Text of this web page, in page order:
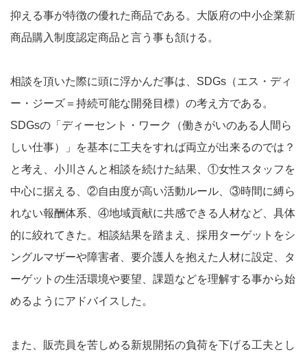
抑える事が特徴の優れた商品である。大阪府の中小企業新
商品購入制度認定商品と言う事も頷ける。
相談を頂いた際に頭に浮かんだ事は、SDGs（エス・ディ
ー・ジーズ＝持続可能な開発目標）の考え方である。
SDGsの「ディーセント・ワーク（働きがいのある人間ら
しい仕事）」を基本に工夫をすれば両立が出来るのでは？
と考え、小川さんと相談を続けた結果、①女性スタッフを
中心に据える、②自由度が高い活動ルール、③時間に縛ら
れない報酬体系、④地域貢献に共感できる人材など、具体
的に絞れてきた。相談結果を踏まえ、採用ターゲットをシ
ングルマザーや障害者、要介護人を抱えた人材に設定、タ
ーゲットの生活環境や要望、課題などを理解する事から始
めるようにアドバイスした。
また、販売員を苦しめる新規開拓の負荷を下げる工夫とし